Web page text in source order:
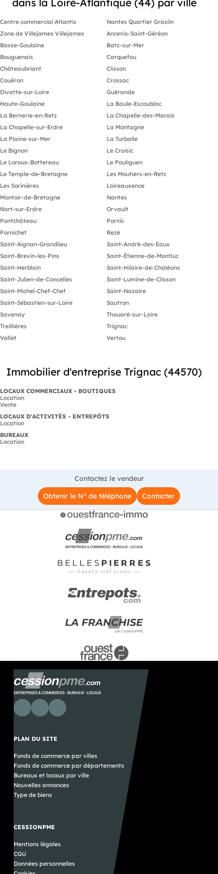
- Rocade périphérique : portes 32 / 33
- Axe Nantes / St Nazaire
- Transports en commun : bus C3, 50,
93 — tramway ligne 1
Equipements :
- Climatisation réversible
- Monte personne
- Terrasse bois
Grand parking commun
Disponible : Juillet 2026
Conditions de location
Bail commercial 3/6/9
Loyer annuel HT HC : 45 600 €
Charges annuelles HT : 2 400 €
Dépôt de garantie : 3 mois de loyer HT
HC
A la charge du locataire :
Honoraires de commercialisation : 25
%HT du loyer annuel HT HC, soit 11
400€HT (TVA 20%)
Honoraires de rédaction de bail et
d'état des lieux
Honoraires de 11 400 € HT à la charge
du locataire. Provision sur charges 200
€ HT/mois, régularisation annuelle.
Dépôt de garantie 11 400 €. Non
soumis au DPE. Les informations sur
les risques auxquels ce bien est exposé
sont disponibles sur le site Géorisques :
https://www.georisques.gouv.fr.
Votre conseiller LOCAUX-BUREAUX-
COMMERCES :
Agent commercial (Entreprise
individuelle)
LOCAUX-BUREAUX-COMMER
- Loyer
auxquels ce
Centre commercial Atlantis
Nantes Quartier Graslin
Zone de Villejames Villejames
Ancenis-Saint-Géréon
Basse-Goulaine
Batz-sur-Mer
Bouguenais
Carquefou
Châteaubriant
Clisson
Couëron
Crossac
Divatte-sur-Loire
Guérande
Haute-Goulaine
La Baule-Escoublac
La Bernerie-en-Retz
La Chapelle-des-Marais
La Chapelle-sur-Erdre
La Montagne
La Plaine-sur-Mer
La Turballe
Le Bignon
Le Croisic
Le Loroux-Bottereau
Le Pouliguen
Le Temple-de-Bretagne
Les Moutiers-en-Retz
Les Sorinières
Loireauxence
Montoir-de-Bretagne
Nantes
Nort-sur-Erdre
Orvault
Pontchâteau
Pornic
Pornichet
Rezé
Saint-Aignan-Grandlieu
Saint-André-des-Eaux
Saint-Brevin-les-Pins
Saint-Étienne-de-Montluc
Saint-Herblain
Saint-Hilaire-de-Chaléons
Saint-Julien-de-Concelles
Saint-Lumine-de-Clisson
Saint-Michel-Chef-Chef
Saint-Nazaire
Saint-Sébastien-sur-Loire
Sautron
Savenay
Thouaré-sur-Loire
Treillières
Trignac
Vallet
Vertou
Immobilier d'entreprise Trignac (44570)
LOCAUX COMMERCIAUX - BOUTIQUES
Location
Vente
LOCAUX D'ACTIVITÉS - ENTREPÔTS
Location
BUREAUX
Location
Contactez le vendeur
Obtenir le N° de téléphone
Contacter
PLAN DU SITE
Fonds de commerce par villes
Fonds de commerce par départements
Bureaux et locaux par ville
Nouvelles annonces
Type de biens
CESSIONPME
Mentions légales
CGU
Données personnelles